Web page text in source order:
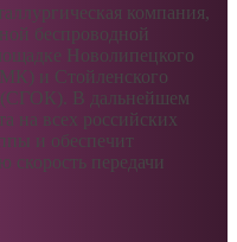
компания,
беспроводной
Новолипецкого
и Стойленского
(СГОК). В дальнейшем
на всех российских
и обеспечит
передачи